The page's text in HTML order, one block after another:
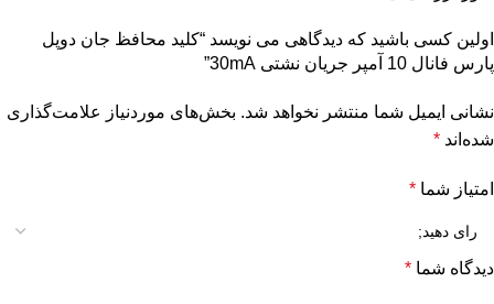
اولین کسی باشید که دیدگاهی می نویسد “کلید محافظ جان دوپل
پارس فانال 10 آمپر جریان نشتی 30mA”
نشانی ایمیل شما منتشر نخواهد شد. بخش‌های موردنیاز علامت‌گذاری
شده‌اند *
امتیاز شما *
دیدگاه شما *